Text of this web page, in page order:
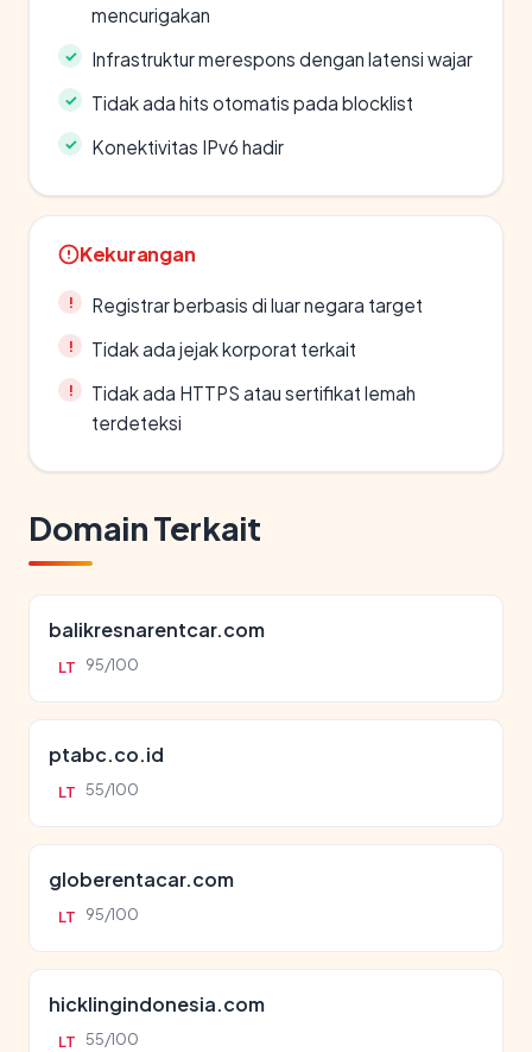
mencurigakan
Infrastruktur merespons dengan latensi wajar
Tidak ada hits otomatis pada blocklist
Konektivitas IPv6 hadir
Kekurangan
Registrar berbasis di luar negara target
Tidak ada jejak korporat terkait
Tidak ada HTTPS atau sertifikat lemah
terdeteksi
Domain Terkait
balikresnarentcar.com
LT 95/100
ptabc.co.id
LT 55/100
globerentacar.com
LT 95/100
hicklingindonesia.com
LT 55/100